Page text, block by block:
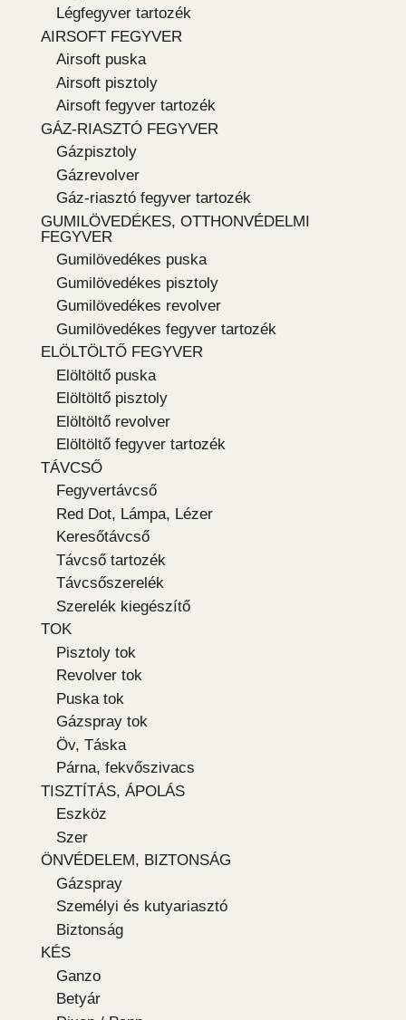
Légfegyver tartozék
AIRSOFT FEGYVER
Airsoft puska
Airsoft pisztoly
Airsoft fegyver tartozék
GÁZ-RIASZTÓ FEGYVER
Gázpisztoly
Gázrevolver
Gáz-riasztó fegyver tartozék
GUMILÖVEDÉKES, OTTHONVÉDELMI
FEGYVER
Gumilövedékes puska
Gumilövedékes pisztoly
Gumilövedékes revolver
Gumilövedékes fegyver tartozék
ELÖLTÖLTŐ FEGYVER
Elöltöltő puska
Elöltöltő pisztoly
Elöltöltő revolver
Elöltöltő fegyver tartozék
TÁVCSŐ
Fegyvertávcső
Red Dot, Lámpa, Lézer
Keresőtávcső
Távcső tartozék
Távcsőszerelék
Szerelék kiegészítő
TOK
Pisztoly tok
Revolver tok
Puska tok
Gázspray tok
Öv, Táska
Párna, fekvőszivacs
TISZTÍTÁS, ÁPOLÁS
Eszköz
Szer
ÖNVÉDELEM, BIZTONSÁG
Gázspray
Személyi és kutyariasztó
Biztonság
KÉS
Ganzo
Betyár